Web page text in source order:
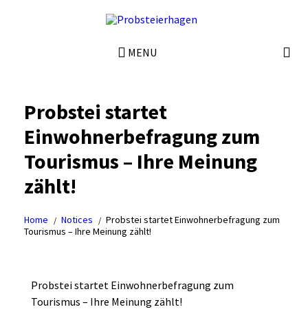
MENU
Probstei startet
Einwohnerbefragung zum
Tourismus – Ihre Meinung
zählt!
Home Notices
Probstei startet Einwohnerbefragung zum
Tourismus – Ihre Meinung zählt!
Probstei startet Einwohnerbefragung zum
Tourismus – Ihre Meinung zählt!